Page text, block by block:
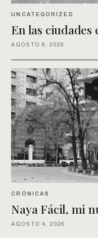
UNCATEGORIZED
En las ciudades
AGOSTO 6, 2026
CRÓNICAS
Naya Fácil, mi
AGOSTO 4, 2026